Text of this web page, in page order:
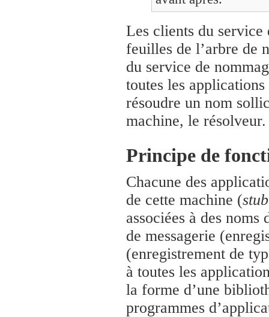
Les clients du service
feuilles de l’arbre de
du service de
toutes les
résoudre un nom
machine, le résolveur.
Principe de
Chacune des
de cette machine (
associées à des noms
de messagerie
(enregistrement de
à toutes les
la forme d’une
programmes